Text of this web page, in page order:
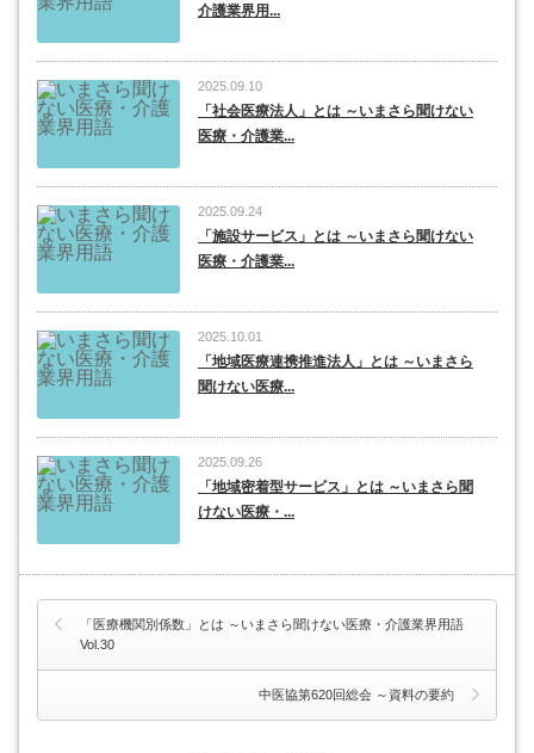
介護業界用...
2025.09.10
「社会医療法人」とは ～いまさら聞けない
医療・介護業...
2025.09.24
「施設サービス」とは ～いまさら聞けない
医療・介護業...
2025.10.01
「地域医療連携推進法人」とは ～いまさら
聞けない医療...
2025.09.26
「地域密着型サービス」とは ～いまさら聞
けない医療・...
「医療機関別係数」とは ～いまさら聞けない医療・介護業界用語
Vol.30
中医協第620回総会 ～資料の要約